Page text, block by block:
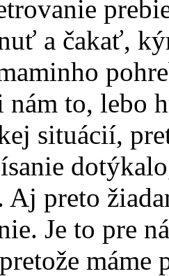
a čakať,
to, lebo
situácií,
Aj preto
Je to pre
máme